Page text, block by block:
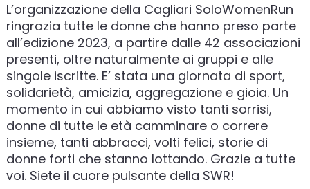
L’organizzazione della Cagliari SoloWomenRun
ringrazia tutte le donne che hanno preso parte
all’edizione 2023, a partire dalle 42 associazioni
presenti, oltre naturalmente ai gruppi e alle
singole iscritte. E’ stata una giornata di sport,
solidarietà, amicizia, aggregazione e gioia. Un
momento in cui abbiamo visto tanti sorrisi,
donne di tutte le età camminare o correre
insieme, tanti abbracci, volti felici, storie di
donne forti che stanno lottando. Grazie a tutte
voi. Siete il cuore pulsante della SWR!